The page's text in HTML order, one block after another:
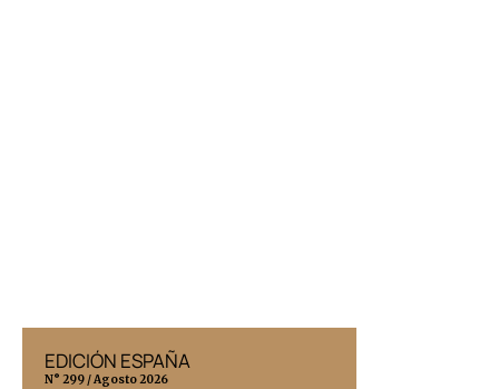
EDICIÓN ESPAÑA
N° 299 / Agosto 2026